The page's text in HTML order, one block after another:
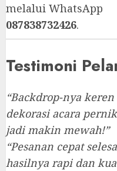
melalui WhatsApp
087838732426.
Testimoni
“Backdrop-nya keren
dekorasi acara
jadi makin mewah!”
“Pesanan cepat
hasilnya rapi dan